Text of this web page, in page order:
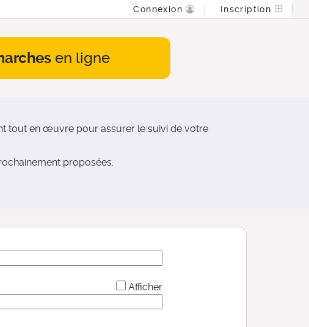
Connexion Inscription
en ligne
tout en œuvre pour assurer le suivi de votre
proposées.
Afficher